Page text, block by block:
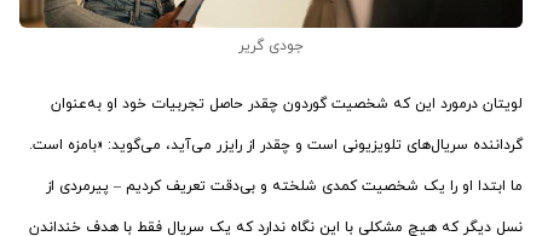
جودی گریر
لویتان درمورد این که شخصیت گوردون چقدر حاصل تجربیات خود او به‌عنوان
گرداننده سریال‌های تلویزیونی است و چقدر از رایزر می‌آید، می‌گوید: «بامزه است.
ما ابتدا او را یک شخصیت کمدی شلخته و بی‌دقت تعریف کردیم – پیرمردی از
نسل دیگر که هیچ مشکلی با این نگاه ندارد که یک سریال فقط با هدف خنداندن